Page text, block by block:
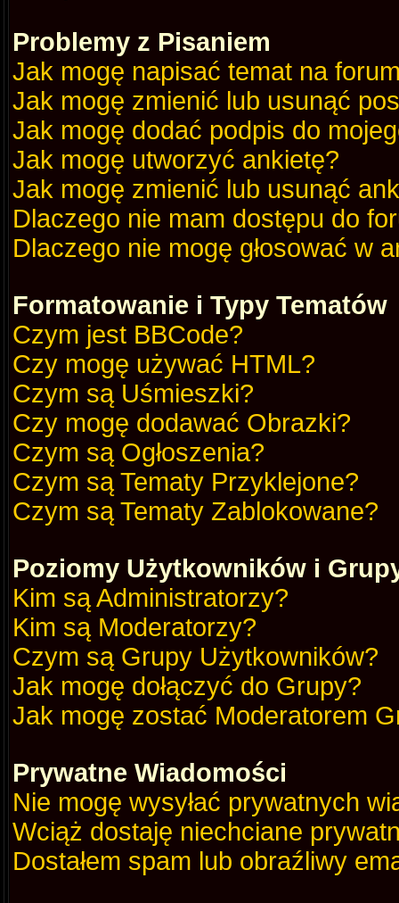
Problemy z Pisaniem
Jak mogę napisać temat na
Jak mogę zmienić lub usunąć
Jak mogę dodać podpis do
Jak mogę utworzyć ankietę?
Jak mogę zmienić lub usunąć
Dlaczego nie mam dostępu do
Dlaczego nie mogę głosować w
Formatowanie i Typy Tematów
Czym jest BBCode?
Czy mogę używać HTML?
Czym są Uśmieszki?
Czy mogę dodawać Obrazki?
Czym są Ogłoszenia?
Czym są Tematy Przyklejone?
Czym są Tematy Zablokowane?
Poziomy Użytkowników i
Kim są Administratorzy?
Kim są Moderatorzy?
Czym są Grupy Użytkowników?
Jak mogę dołączyć do Grupy?
Jak mogę zostać Moderatorem
Prywatne Wiadomości
Nie mogę wysyłać prywatnych
Wciąż dostaję niechciane
Dostałem spam lub obraźliwy